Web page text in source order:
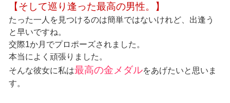
【そして巡り逢った最高の男性。】
たった一人を見つけるのは簡単ではないけれど、出逢う
と早いですね。
交際1か月でプロポーズされました。
本当によく頑張りました。
そんな彼女に私は最高の金メダルをあげたいと思いま
す。